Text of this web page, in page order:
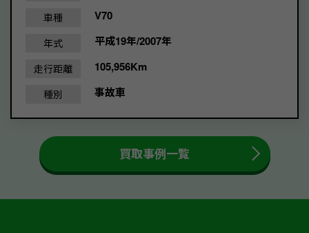
車種 V70
年式 平成19年/2007年
走行距離 105,956Km
種別 事故車
買取事例一覧